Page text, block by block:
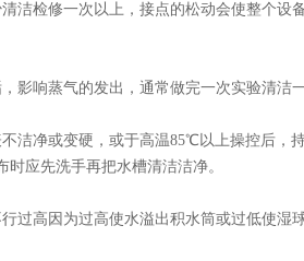
洁检修一次以上，接点的松动会使整个
影响蒸气的发出，通常做完一次实验清
洁净或变硬，或于高温85℃以上操控后
应先洗手再把水槽清洁洁净。
过高因为过高使水溢出积水筒或过低使